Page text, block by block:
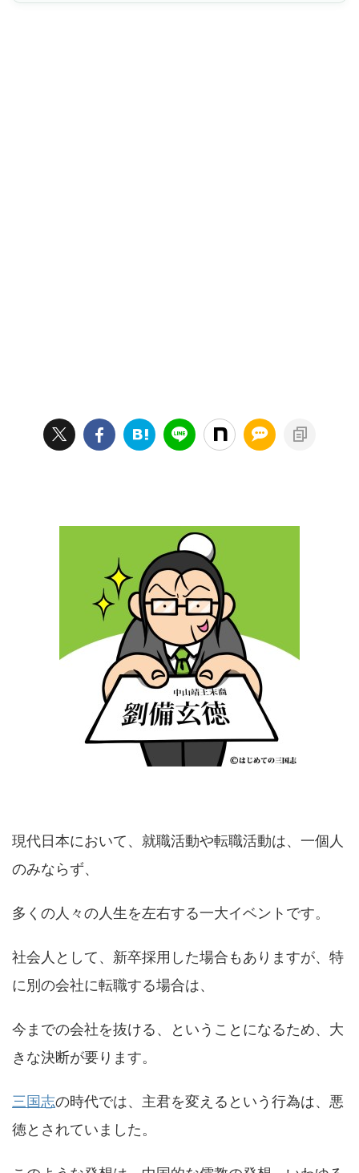
現代日本において、就職活動や転職活動は、一個人
のみならず、
多くの人々の人生を左右する一大イベントです。
社会人として、新卒採用した場合もありますが、特
に別の会社に転職する場合は、
今までの会社を抜ける、ということになるため、大
きな決断が要ります。
三国志の時代では、主君を変えるという行為は、悪
徳とされていました。